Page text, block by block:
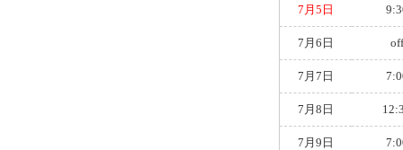
7月5日
7月6日 off
7月7日
7月8日
7月9日